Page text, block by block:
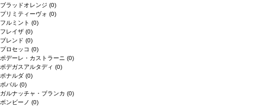
ブラッドオレンジ (0)
プリミティーヴォ (0)
フルミント (0)
フレイザ (0)
ブレンド (0)
プロセッコ (0)
ポデーレ・カストラーニ (0)
ボデガスアルタディ (0)
ボナルダ (0)
ボバル (0)
ガルナッチャ・ブランカ (0)
ボンビーノ (0)